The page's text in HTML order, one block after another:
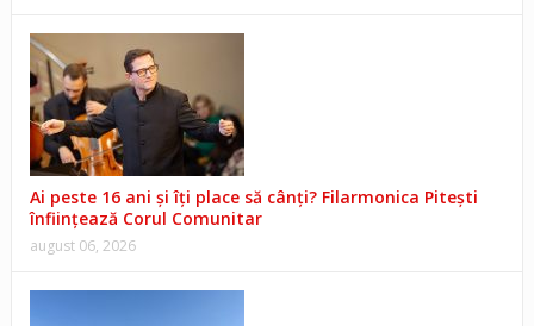
Ai peste 16 ani și îți place să cânți? Filarmonica Pitești
înființează Corul Comunitar
august 06, 2026